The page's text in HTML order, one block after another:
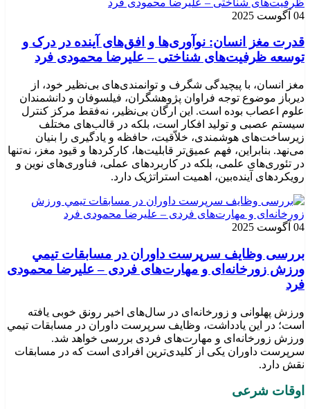
04 آگوست 2025
قدرت مغز انسان: نوآوری‌ها و افق‌های آینده در درک و
توسعه ظرفیت‌های شناختی – علیرضا محمودی فرد
مغز انسان، با پیچیدگی شگرف و توانمندی‌های بی‌نظیر خود، از
دیرباز موضوع توجه فراوان پژوهشگران، فیلسوفان و دانشمندان
علوم اعصاب بوده است. این ارگان بی‌نظیر، نه‌فقط مرکز کنترل
سیستم عصبی و تولید افکار است، بلکه در قالب‌های مختلف
زیرساخت‌های هوشمندی، خلاّقیت، حافظه و یادگیری را بنیان
می‌نهد. بنابراین، فهم عمیق‌تر قابلیت‌ها، کارکردها و قیود مغز، نه‌تنها
در تئوری‌های علمی، بلکه در کاربردهای عملی، فناوری‌های نوین و
رویکردهای آینده‌بین، اهمیت استراتژیک دارد.
04 آگوست 2025
بررسی وظايف سرپرست داوران در مسابقات تیمي
ورزش زورخانه‌ای و مهارت‌های فردی – علیرضا محمودی
فرد
ورزش پهلوانی و زورخانه‌ای در سال‌های اخیر رونق خوبی یافته
است؛ در این یادداشت، وظایف سرپرست داوران در مسابقات تیمي
ورزش زورخانه‌ای و مهارت‌های فردی بررسی خواهد شد.
سرپرست داوران یکی از کلیدی‌ترین افرادی است که در مسابقات
نقش دارد.
اوقات شرعی